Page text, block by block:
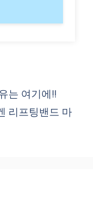
는 여기에!!
리프팅밴드 마